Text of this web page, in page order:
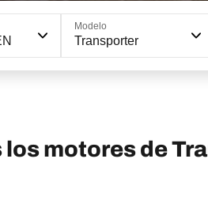
Modelo
Transporter
los motores de